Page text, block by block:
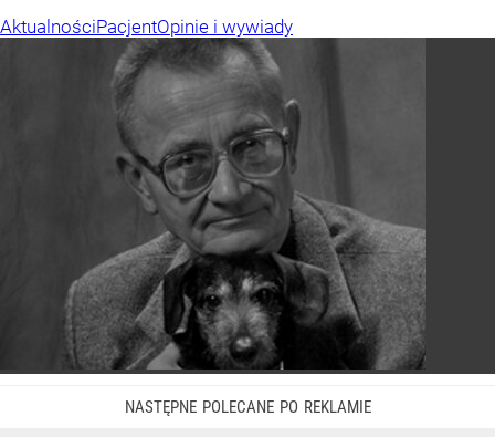
AktualnościPacjentOpinie i wywiady